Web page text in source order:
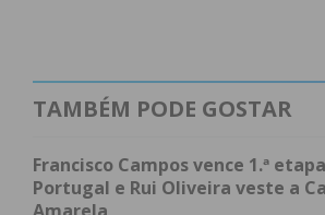
Índice
Uma Fusão de Engenharia e Escala
Tecnologia VMT: O Coração da
Perfil das Empresas
TAMBÉM PODE GOSTAR
Francisco Campos vence 1.ª
Portugal e Rui Oliveira veste a